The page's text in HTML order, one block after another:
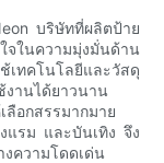
บริษัทที่ผลิตป้าย
จในความมุ่งมั่นด้าน
เทคโนโลยีและวัสดุ
งานได้ยาวนาน
ลือกสรรมากมาย
แรม และบันเทิง จึง
ความโดดเด่น